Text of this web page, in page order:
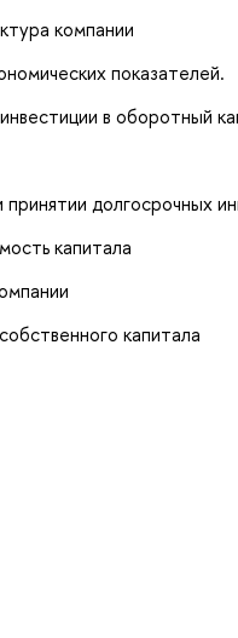
компании
показателей.
в оборотный
долгосрочных
капитала
капитала